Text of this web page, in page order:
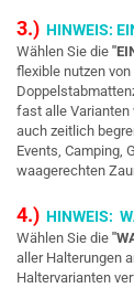
3.) HINWEIS:
Wählen Sie die
flexible nutzen
fast alle Varianten
auch zeitlich
Events, Camping,
waagerechten
4.) HINWEIS:
Wählen Sie die
aller Halterungen
Haltervarianten